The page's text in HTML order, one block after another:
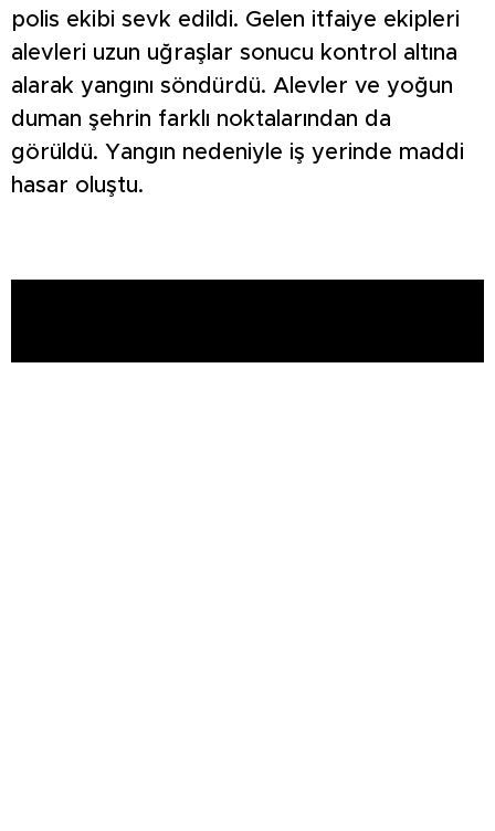
polis ekibi sevk edildi. Gelen itfaiye ekipleri
alevleri uzun uğraşlar sonucu kontrol altına
alarak yangını söndürdü. Alevler ve yoğun
duman şehrin farklı noktalarından da
görüldü. Yangın nedeniyle iş yerinde maddi
hasar oluştu.